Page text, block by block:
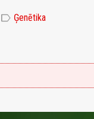
label Ģenētika